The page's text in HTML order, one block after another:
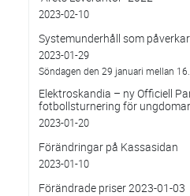
2023-02-10
Systemunderhåll som
2023-01-29
Söndagen den 29 januari mellan
Elektroskandia – ny Officiell
fotbollsturnering för ungdomar
2023-01-20
Förändringar på Kassasidan
2023-01-10
Förändrade priser 2023-01-03